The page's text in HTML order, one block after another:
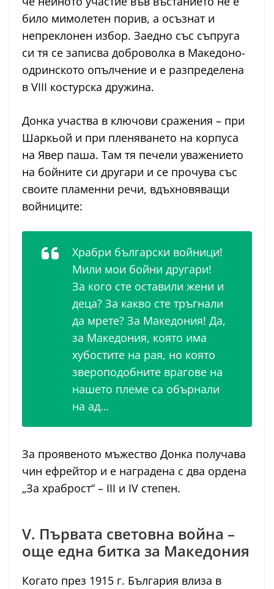
било мимолетен порив, а осъзнат и
непреклонен избор. Заедно със съпруга
си тя се записва доброволка в Македоно-
одринското опълчение и е разпределена
в VIII костурска дружина.
Донка участва в ключови сражения – при
Шаркьой и при пленяването на корпуса
на Явер паша. Там тя печели уважението
на бойните си другари и се прочува със
своите пламенни речи, вдъхновяващи
войниците:
Храбри български войници!
Мили мои бойни другари!
За кого сте оставили жени и
деца? За какво сте тръгнали
да мрете? За Македония! Да,
за Македония, която има
хубостите на рая, но която
звероподобните врагове на
нашето племе са обърнали
на ад…
За проявеното мъжество Донка получава
чин ефрейтор и е наградена с два ордена
„За храброст“ – III и IV степен.
V. Първата световна война –
още една битка за Македония
Когато през 1915 г. България влиза в